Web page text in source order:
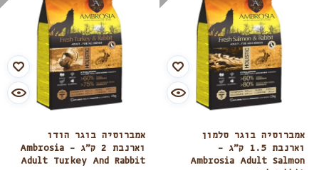
אמברוסיה בוגר סלמון
וארנבת 1.5 ק”ג –
Ambrosia Adult Salmon
אמברוסיה בוגר הודו
וארנבת 2 ק”ג – Ambrosia
Adult Turkey And Rabbit